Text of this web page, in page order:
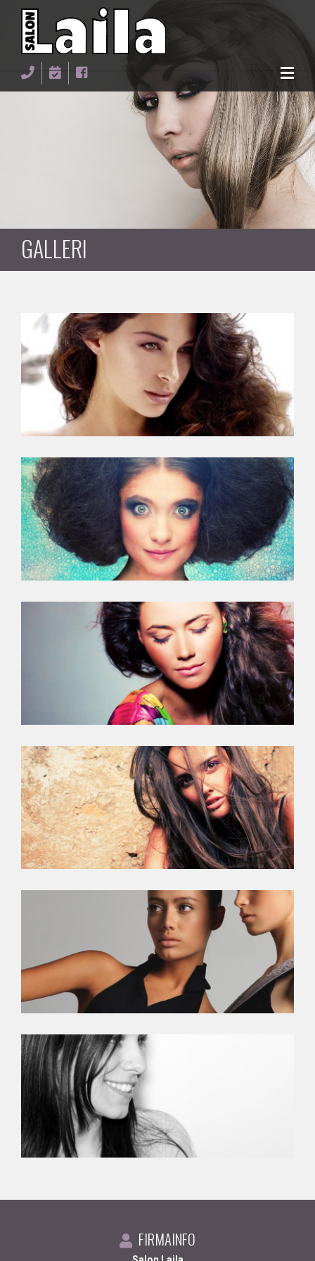
Gå til hovedindhold
GALLERI
KONTAKT
ONLINE BOOKING
GALLERI
FIRMAINFO